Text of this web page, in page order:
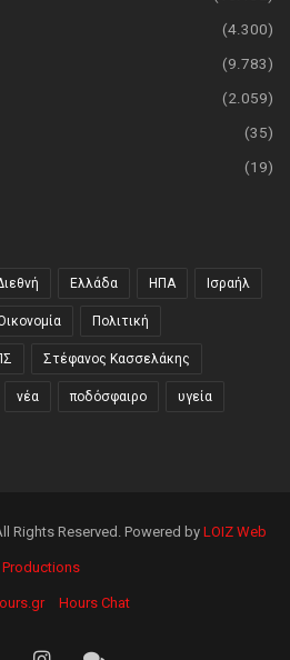
(4.300)
(9.783)
(2.059)
(35)
(19)
Ελλάδα ΗΠΑ Ισραήλ
Πολιτική
Στέφανος Κασσελάκης
νέα ποδόσφαιρο υγεία
Rights Reserved. Powered by LOIZ Web
Productions
Hours Chat